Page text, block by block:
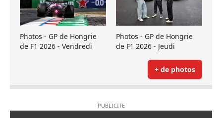
Photos - GP de Hongrie
de F1 2026 - Vendredi
Photos - GP de Hongrie
de F1 2026 - Jeudi
+ de photos